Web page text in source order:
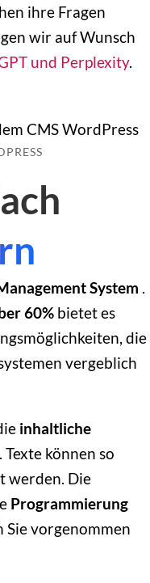
ihre Fragen
wir auf Wunsch
und Perplexity.
System .
60% bietet es
die
vergeblich
inhaltliche
. Texte können so
werden. Die
Programmierung
Sie vorgenommen